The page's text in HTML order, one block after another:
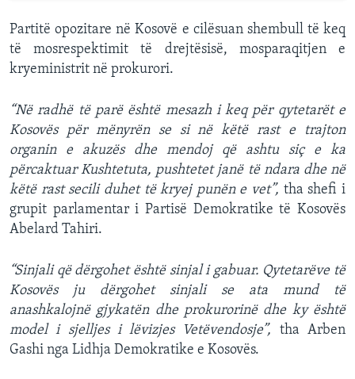
Partitë opozitare në Kosovë e cilësuan shembull të keq
të mosrespektimit të drejtësisë, mosparaqitjen e
kryeministrit në prokurori.
“Në radhë të parë është mesazh i keq për qytetarët e
Kosovës për mënyrën se si në këtë rast e trajton
organin e akuzës dhe mendoj që ashtu siç e ka
përcaktuar Kushtetuta, pushtetet janë të ndara dhe në
këtë rast secili duhet të kryej punën e vet”, tha shefi i
grupit parlamentar i Partisë Demokratike të Kosovës
Abelard Tahiri.
“Sinjali që dërgohet është sinjal i gabuar. Qytetarëve të
Kosovës ju dërgohet sinjali se ata mund të
anashkalojnë gjykatën dhe prokurorinë dhe ky është
model i sjelljes i lëvizjes Vetëvendosje”, tha Arben
Gashi nga Lidhja Demokratike e Kosovës.